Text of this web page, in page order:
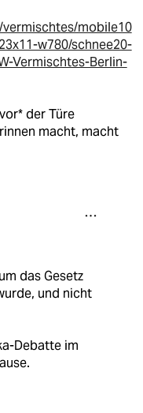
mobile10
w780/schnee20-
Vermischtes-Berlin-
der Türe
macht, macht
das Gesetz
und nicht
Debatte im